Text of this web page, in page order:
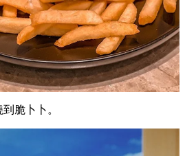
腍，鐘意食豬嘅你值得一試。